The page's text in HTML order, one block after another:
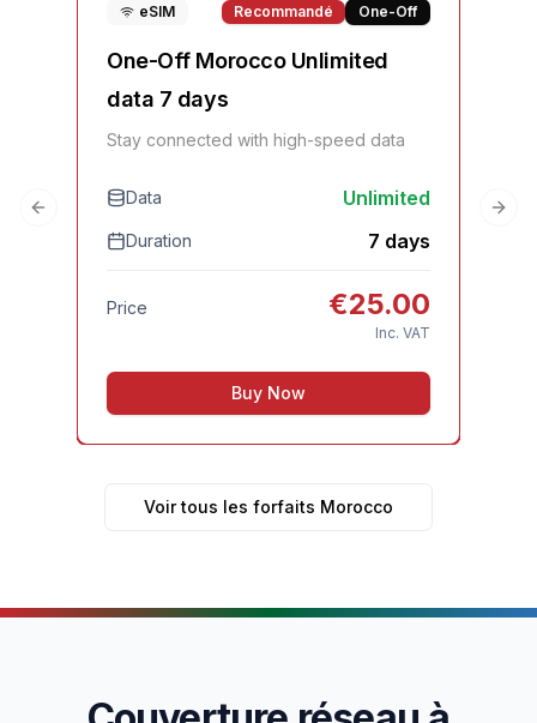
eSIM Recommandé One-Off
One-Off Morocco Unlimited
data 7 days
Stay connected with high-speed data
Data Unlimited
Duration 7 days
Price €25.00
Inc. VAT
Buy Now
Previous slide
Voir tous les forfaits Morocco